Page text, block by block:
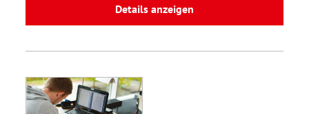
Details anzeigen